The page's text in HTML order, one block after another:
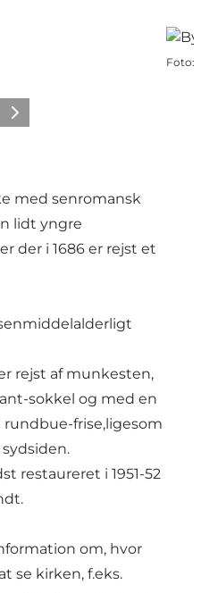
Foto:
Næste
med senromansk
lidt yngre
der i 1686 er rejst et
rejst af munkesten,
sokkel og med en
frise,ligesom
restaureret i 1951-52
om, hvor
se kirken, f.eks.